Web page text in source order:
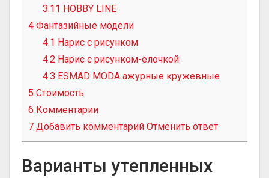
3.11 HOBBY LINE
4 Фантазийные модели
4.1 Нарис с рисунком
4.2 Нарис с рисунком-елочкой
4.3 ESMAD MODA ажурные кружевные
5 Стоимость
6 Комментарии
7 Добавить комментарий Отменить ответ
Варианты утепленных